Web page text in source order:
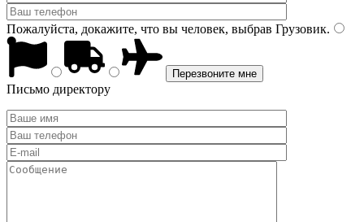
Пожалуйста, докажите, что вы человек, выбрав Грузовик.
Письмо директору